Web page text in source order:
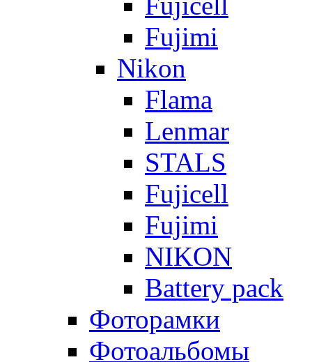
Fujimi
Nikon
Flama
Lenmar
STALS
Fujicell
Fujimi
NIKON
Battery pack
Фоторамки
Фотоальбомы